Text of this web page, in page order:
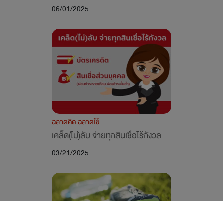
06/01/2025
ฉลาดคิด ฉลาดใช้
เคล็ด(ไม่)ลับ จ่ายทุกสินเชื่อไร้กังวล
03/21/2025